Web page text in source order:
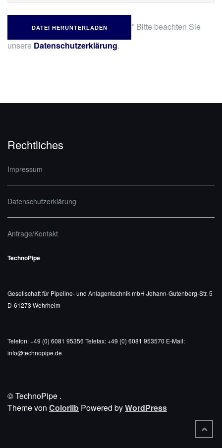
DATEI HERUNTERLADEN
* Bitte beachten Sie
unsere Datenschutzerklärung.
Rechtliches
Impressum
Datenschutzerklärung
Anfrage/Kontakt
TechnoPipe
Gesellschaft für Pipeline- und Anlagentechnik mbH Johann-Gutenberg-Str. 5
D-61273 Wehrheim
Telefon: +49 (0) 6081 95356 Telefax: +49 (0) 6081 953570 E-Mail:
info@technopipe.de
© TechnoPipe .
Theme von Colorlib Powered byWordPress